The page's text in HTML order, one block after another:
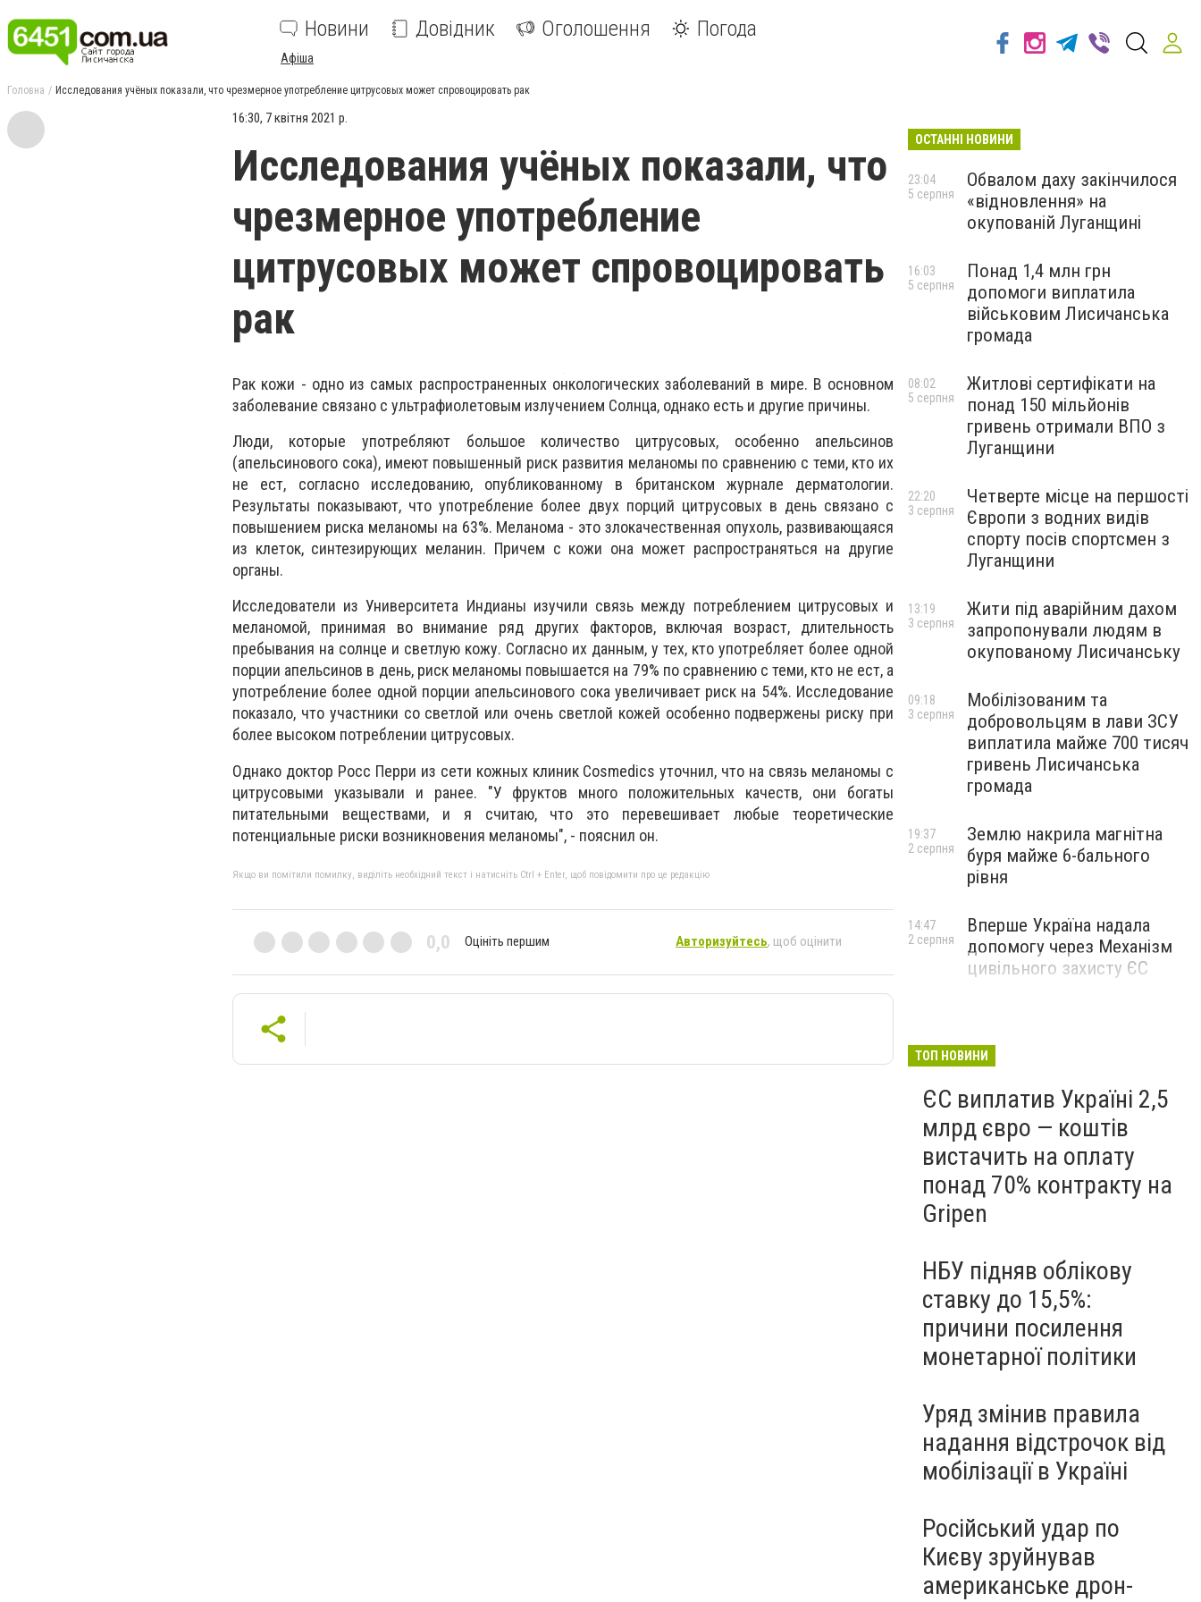
Новини Довідник Оголошення Погода
Афіша
Головна Исследования учёных показали, что чрезмерное употребление цитрусовых может спровоцировать рак
16:30, 7 квітня 2021 р.
Исследования учёных показали, что
чрезмерное употребление
цитрусовых может спровоцировать
рак
Рак кожи - одно из самых распространенных онкологических заболеваний в мире. В основном
заболевание связано с ультрафиолетовым излучением Солнца, однако есть и другие причины.
Люди, которые употребляют большое количество цитрусовых, особенно апельсинов
(апельсинового сока), имеют повышенный риск развития меланомы по сравнению с теми, кто их
не ест, согласно исследованию, опубликованному в британском журнале дерматологии.
Результаты показывают, что употребление более двух порций цитрусовых в день связано с
повышением риска меланомы на 63%. Меланома - это злокачественная опухоль, развивающаяся
из клеток, синтезирующих меланин. Причем с кожи она может распространяться на другие
органы.
Исследователи из Университета Индианы изучили связь между потреблением цитрусовых и
меланомой, принимая во внимание ряд других факторов, включая возраст, длительность
пребывания на солнце и светлую кожу. Согласно их данным, у тех, кто употребляет более одной
порции апельсинов в день, риск меланомы повышается на 79% по сравнению с теми, кто не ест, а
употребление более одной порции апельсинового сока увеличивает риск на 54%. Исследование
показало, что участники со светлой или очень светлой кожей особенно подвержены риску при
более высоком потреблении цитрусовых.
Однако доктор Росс Перри из сети кожных клиник Cosmedics уточнил, что на связь меланомы с
цитрусовыми указывали и ранее. "У фруктов много положительных качеств, они богаты
питательными веществами, и я считаю, что это перевешивает любые теоретические
потенциальные риски возникновения меланомы", - пояснил он.
Якщо ви помітили помилку, виділіть необхідний текст і натисніть Ctrl + Enter, щоб повідомити про це редакцію
0,0 Оцініть першим Авторизуйтесь, щоб оцінити
ОСТАННІ НОВИНИ
Обвалом даху закінчилося
«відновлення» на
окупованій Луганщині
23:04
5 серпня
Понад 1,4 млн грн
допомоги виплатила
військовим Лисичанська
громада
16:03
5 серпня
Житлові сертифікати на
понад 150 мільйонів
гривень отримали ВПО з
Луганщини
08:02
5 серпня
Четверте місце на першості
Європи з водних видів
спорту посів спортсмен з
Луганщини
22:20
3 серпня
Жити під аварійним дахом
запропонували людям в
окупованому Лисичанську
13:19
3 серпня
Мобілізованим та
добровольцям в лави ЗСУ
виплатила майже 700 тисяч
гривень Лисичанська
громада
09:18
3 серпня
Землю накрила магнітна
буря майже 6-бального
рівня
19:37
2 серпня
Вперше Україна надала
допомогу через Механізм
цивільного захисту ЄС
14:47
2 серпня
ТОП НОВИНИ
ЄС виплатив Україні 2,5
млрд євро — коштів
вистачить на оплату
понад 70% контракту на
Gripen
НБУ підняв облікову
ставку до 15,5%:
причини посилення
монетарної політики
Уряд змінив правила
надання відстрочок від
мобілізації в Україні
Російський удар по
Києву зруйнував
американське дрон-